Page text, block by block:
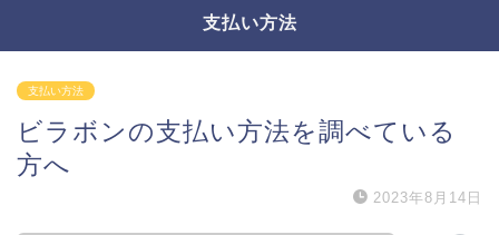
支払い方法
支払い方法
ビラボンの支払い方法を調べている
方へ
2023年8月14日